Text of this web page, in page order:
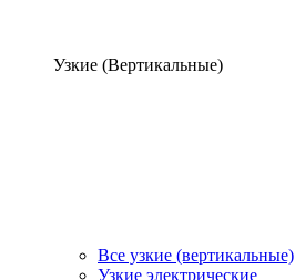
Узкие (Вертикальные)
Все узкие (вертикальные)
Узкие электрические